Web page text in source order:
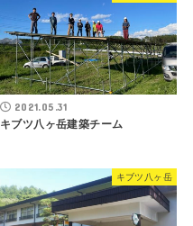
2021.05.31
キブツ八ヶ岳建築チーム
キブツ八ヶ岳